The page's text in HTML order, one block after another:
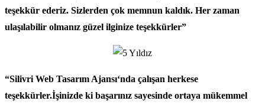
teşekkür ederiz. Sizlerden çok memnun kaldık. Her zaman
ulaşılabilir olmanız güzel ilginize teşekkürler”
“Silivri Web Tasarım Ajansı‘nda çalışan herkese
teşekkürler.İşinizde ki başarınız sayesinde ortaya mükemmel